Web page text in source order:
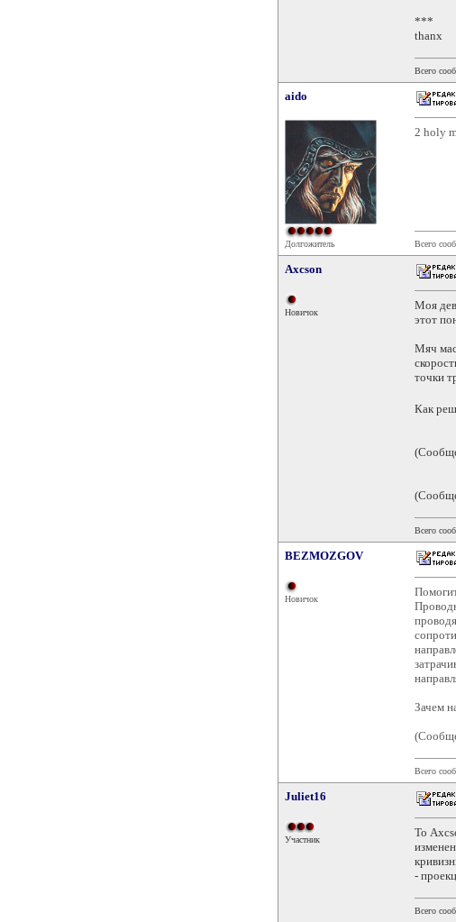
***
thanx
Всего
aido
Долгожитель
2 holy
Всего
Axcson
Новичок
Моя
этот
Мяч
точки
Как
Всего
BEZMOZGOV
Новичок
Зачем
Всего
Juliet16
Участник
То
-
Всего